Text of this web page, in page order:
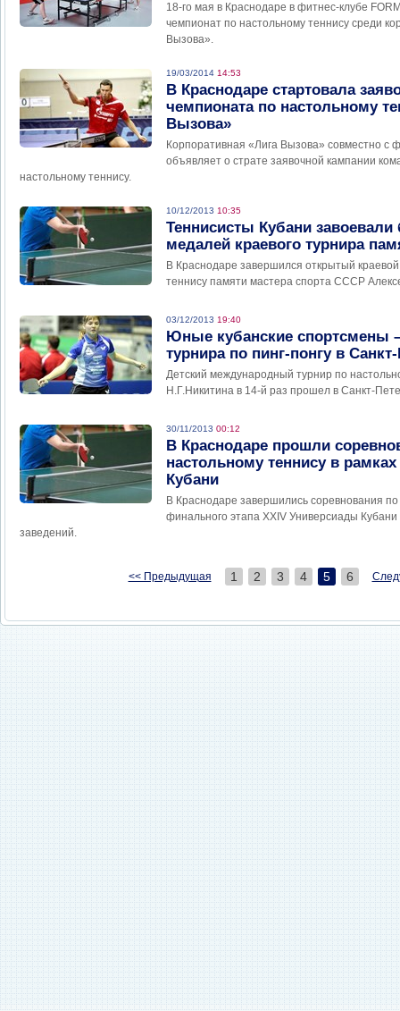
18-го мая в Краснодаре в фитнес-клубе
чемпионат по настольному теннису среди
Вызова».
19/03/2014 14:53
В Краснодаре стартовала
чемпионата по настольному
Вызова»
Корпоративная «Лига Вызова» совместно с
объявляет о страте заявочной кампании
настольному теннису.
10/12/2013 10:35
Теннисисты Кубани
медалей краевого турнира
В Краснодаре завершился открытый
теннису памяти мастера спорта СССР
03/12/2013 19:40
Юные кубанские спортсмены
турнира по пинг-понгу в
Детский международный турнир по
Н.Г.Никитина в 14-й раз прошел в Санкт-
30/11/2013 00:12
В Краснодаре прошли
настольному теннису в
Кубани
В Краснодаре завершились соревнования
финального этапа XXIV Универсиады
заведений.
<< Предыдущая 1 2 3 4 5 6